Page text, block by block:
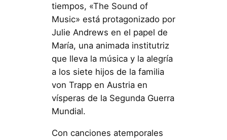
tiempos, «The Sound of
Music» está protagonizado por
Julie Andrews en el papel de
María, una animada institutriz
que lleva la música y la alegría
a los siete hijos de la familia
von Trapp en Austria en
vísperas de la Segunda Guerra
Mundial.
Con canciones atemporales